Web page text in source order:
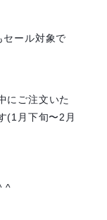
セール対象で
にご注文いた
(1月下旬〜2月
^